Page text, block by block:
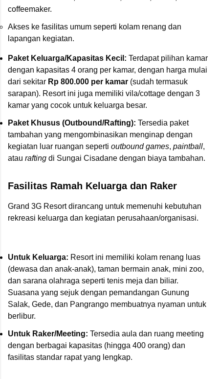
coffeemaker.
Akses ke fasilitas umum seperti kolam renang dan
lapangan kegiatan.
Paket Keluarga/Kapasitas Kecil: Terdapat pilihan kamar
dengan kapasitas 4 orang per kamar, dengan harga mulai
dari sekitar Rp 800.000 per kamar (sudah termasuk
sarapan). Resort ini juga memiliki vila/cottage dengan 3
kamar yang cocok untuk keluarga besar.
Paket Khusus (Outbound/Rafting): Tersedia paket
tambahan yang mengombinasikan menginap dengan
kegiatan luar ruangan seperti outbound games, paintball,
atau rafting di Sungai Cisadane dengan biaya tambahan.
Fasilitas Ramah Keluarga dan Raker
Grand 3G Resort dirancang untuk memenuhi kebutuhan
rekreasi keluarga dan kegiatan perusahaan/organisasi.
Untuk Keluarga: Resort ini memiliki kolam renang luas
(dewasa dan anak-anak), taman bermain anak, mini zoo,
dan sarana olahraga seperti tenis meja dan biliar.
Suasana yang sejuk dengan pemandangan Gunung
Salak, Gede, dan Pangrango membuatnya nyaman untuk
berlibur.
Untuk Raker/Meeting: Tersedia aula dan ruang meeting
dengan berbagai kapasitas (hingga 400 orang) dan
fasilitas standar rapat yang lengkap.